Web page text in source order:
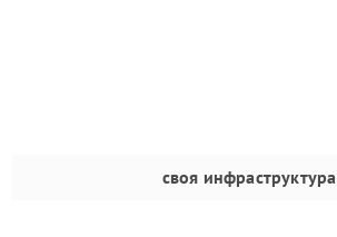
своя инфраструктура